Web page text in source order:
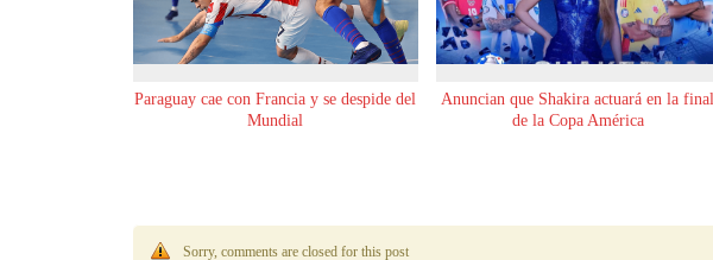
Paraguay cae con Francia y se despide del
Mundial
Anuncian que Shakira actuará en la final
de la Copa América
Sorry, comments are closed for this post